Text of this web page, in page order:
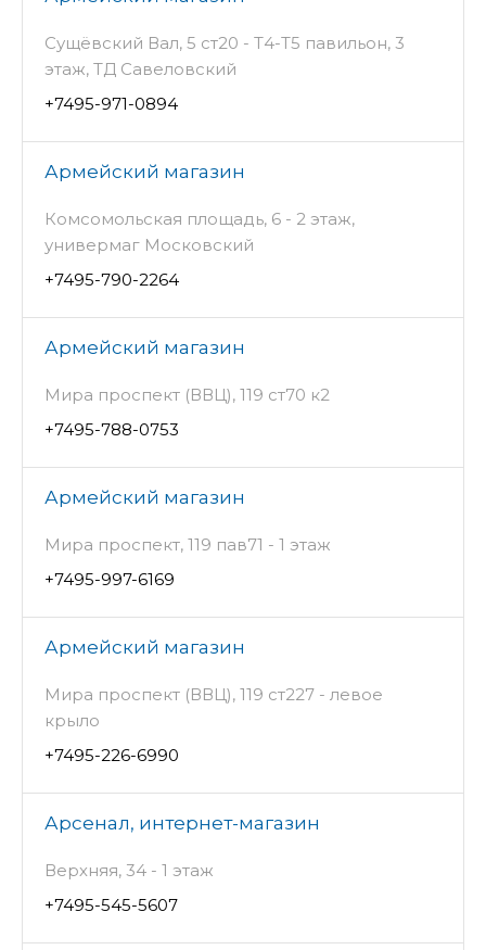
Сущёвский Вал, 5 ст20 - Т4-Т5 павильон, 3
этаж, ТД Савеловский
+7495-971-0894
Армейский магазин
Комсомольская площадь, 6 - 2 этаж,
универмаг Московский
+7495-790-2264
Армейский магазин
Мира проспект (ВВЦ), 119 ст70 к2
+7495-788-0753
Армейский магазин
Мира проспект, 119 пав71 - 1 этаж
+7495-997-6169
Армейский магазин
Мира проспект (ВВЦ), 119 ст227 - левое
крыло
+7495-226-6990
Арсенал, интернет-магазин
Верхняя, 34 - 1 этаж
+7495-545-5607